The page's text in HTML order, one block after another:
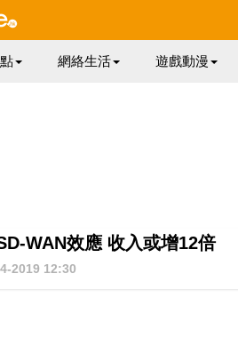
網絡生活 遊戲動漫
WAN效應 收入或增12倍
2019 12:30